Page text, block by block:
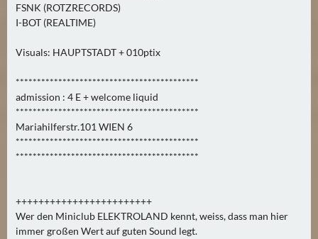
G
E
(
0
)
N
Ä
S
T
E
FSNK (ROTZRECORDS)
I-BOT (REALTIME)
Visuals: HAUPTSTADT + 010ptix
*******************************************
admission : 4 E + welcome liquid
*******************************************
Mariahilferstr.101 WIEN 6
*******************************************
*******************************************
++++++++++++++++++++++++
Wer den Miniclub ELEKTROLAND kennt, weiss, dass man hier
immer großen Wert auf guten Sound legt.